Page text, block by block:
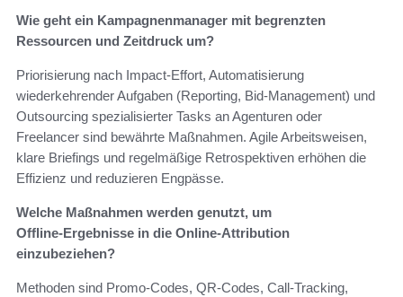
Wie geht ein Kampagnenmanager mit begrenzten
Ressourcen und Zeitdruck um?
Priorisierung nach Impact‑Effort, Automatisierung
wiederkehrender Aufgaben (Reporting, Bid‑Management) und
Outsourcing spezialisierter Tasks an Agenturen oder
Freelancer sind bewährte Maßnahmen. Agile Arbeitsweisen,
klare Briefings und regelmäßige Retrospektiven erhöhen die
Effizienz und reduzieren Engpässe.
Welche Maßnahmen werden genutzt, um
Offline‑Ergebnisse in die Online‑Attribution
einzubeziehen?
Methoden sind Promo‑Codes, QR‑Codes, Call‑Tracking,